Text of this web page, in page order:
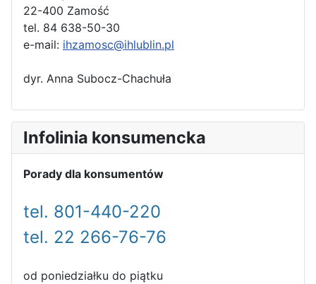
22-400 Zamość
tel. 84 638-50-30
e-mail: ihzamosc@ihlublin.pl
dyr. Anna Subocz-Chachuła
Infolinia konsumencka
Porady dla konsumentów
tel. 801-440-220
tel. 22 266-76-76
od poniedziałku do piątku